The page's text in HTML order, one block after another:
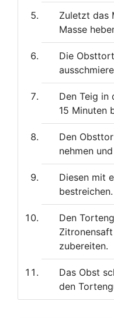
Zuletzt das
Masse
Die
Den Teig in
15 Minuten
Den
nehmen
Diesen mit
bestreichen.
Den
zubereiten.
Das Obst
den